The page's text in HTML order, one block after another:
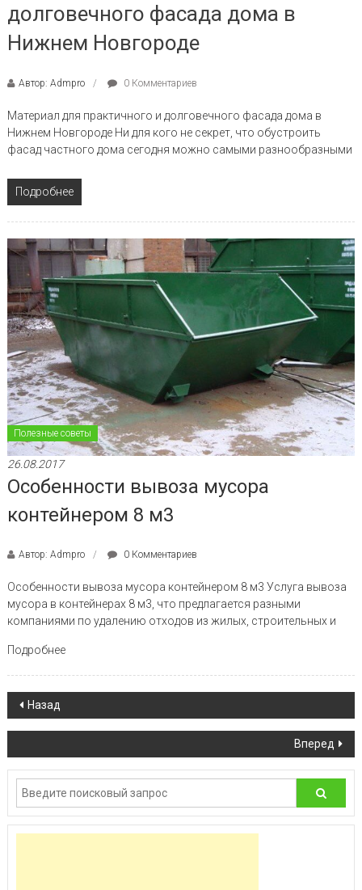
долговечного фасада дома в
Нижнем Новгороде
Автор: Admpro 0 Комментариев
Материал для практичного и долговечного фасада дома в
Нижнем Новгороде Ни для кого не секрет, что обустроить
фасад частного дома сегодня можно самыми разнообразными
Подробнее
Полезные советы
26.08.2017
Особенности вывоза мусора
контейнером 8 м3
Автор: Admpro 0 Комментариев
Особенности вывоза мусора контейнером 8 м3 Услуга вывоза
мусора в контейнерах 8 м3, что предлагается разными
компаниями по удалению отходов из жилых, строительных и
Подробнее
Навигация по записям
Назад
Вперед